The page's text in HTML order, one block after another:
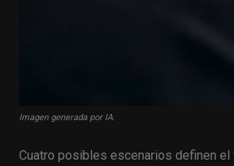
Imagen generada por IA.
Cuatro posibles escenarios definen